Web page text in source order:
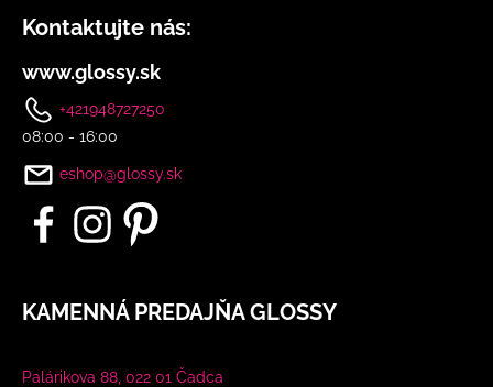
Kontaktujte nás:
www.glossy.sk
+421948727250
08:00 - 16:00
eshop@glossy.sk
KAMENNÁ PREDAJŇA GLOSSY
Palárikova 88, 022 01 Čadca